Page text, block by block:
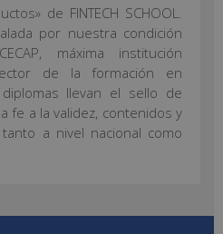
de FINTECH SCHOOL.
por nuestra condición
máxima institución
de la formación en
llevan el sello de
fe a la validez, contenidos y
a nivel nacional como